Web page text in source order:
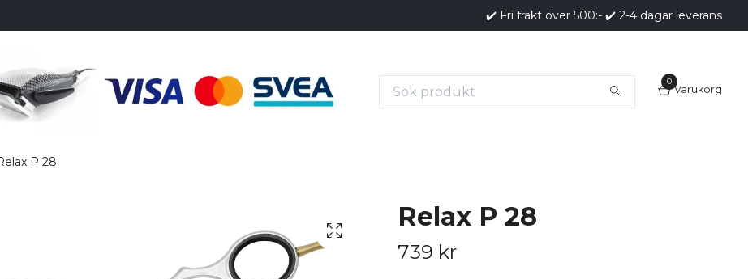
✔️ Fri frakt över 500:- ✔️ 2-4 dagar leverans
0
Varukorg
P 28
Relax P 28
739 kr